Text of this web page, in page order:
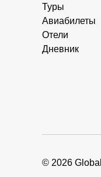
Туры
Авиабилеты
Отели
Дневник
© 2026